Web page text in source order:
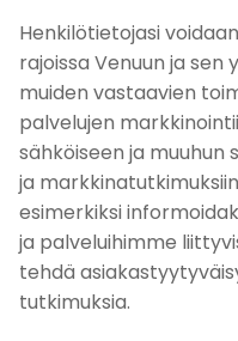
Henkilötietojasi
rajoissa Venuun ja
muiden vastaavien
palvelujen
sähköiseen ja muuhun
ja
esimerkiksi
ja palveluihimme
tehdä
tutkimuksia.